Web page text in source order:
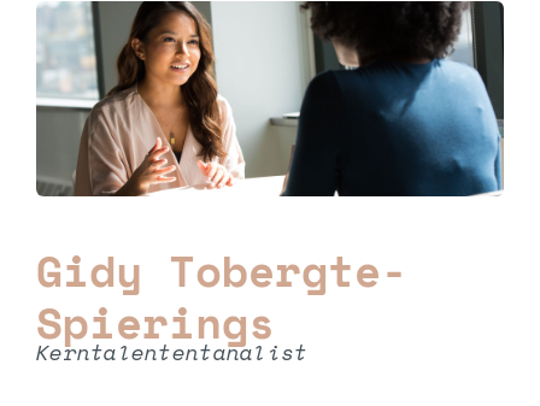
Gidy Tobergte-
Spierings
Kerntalententanalist